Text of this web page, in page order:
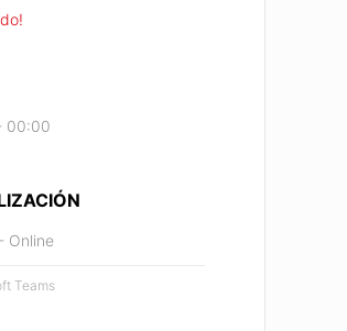
00:00
Online
Teams